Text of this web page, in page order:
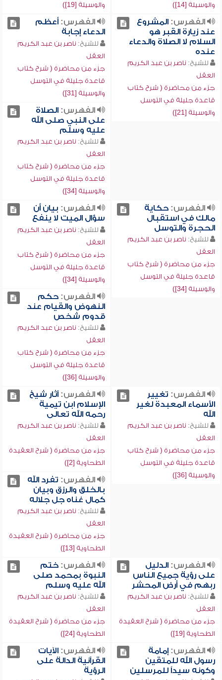
والوسيلة [14]) والوسيلة [19])
الفهرس:المشروع
عند زيارة القبر هو
السلام لا الصلاة والدعاء
عنده
للشيخ: ناصر بن عبد الكريم
العقل
جزء من محاضرة ( شرح كتاب
قاعدة جليلة في التوسل
والوسيلة [21])
الفهرس:أعظم
الدعاء إجابة
للشيخ: ناصر بن عبد الكريم
العقل
جزء من محاضرة ( شرح كتاب
قاعدة جليلة في التوسل
والوسيلة [31])
الفهرس:الصلاة
على النبي صلى الله
عليه وسلم
للشيخ: ناصر بن عبد الكريم
العقل
جزء من محاضرة ( شرح كتاب
قاعدة جليلة في التوسل
والوسيلة [34])
الفهرس:حكاية
مالك في استقبال
الحجرة والتوسل
للشيخ: ناصر بن عبد الكريم
العقل
جزء من محاضرة ( شرح كتاب
قاعدة جليلة في التوسل
والوسيلة [34])
الفهرس: بيان أن
سؤال الميت لا ينفع
للشيخ: ناصر بن عبد الكريم
العقل
جزء من محاضرة ( شرح كتاب
قاعدة جليلة في التوسل
والوسيلة [34])
الفهرس:حكم
النهوض والقيام عند
قدوم شخص
للشيخ: ناصر بن عبد الكريم
العقل
جزء من محاضرة ( شرح كتاب
قاعدة جليلة في التوسل
والوسيلة [36])
الفهرس: تغيير
الأسماء المعبدة لغير
الله
للشيخ: ناصر بن عبد الكريم
العقل
جزء من محاضرة ( شرح كتاب
قاعدة جليلة في التوسل
والوسيلة [36])
الفهرس:آثار شيخ
الإسلام ابن تيمية
رحمه الله تعالى
للشيخ: ناصر بن عبد الكريم
العقل
جزء من محاضرة ( شرح العقيدة
الطحاوية [2])
الفهرس: تفرد الله
بالخلق والرزق وبيان
كمال غناه جل جلاله
للشيخ: ناصر بن عبد الكريم
العقل
جزء من محاضرة ( شرح العقيدة
الطحاوية [13])
الفهرس:الدليل
على رؤية جميع الناس
ربهم في أرض المحشر
للشيخ: ناصر بن عبد الكريم
العقل
جزء من محاضرة ( شرح العقيدة
الطحاوية [19])
الفهرس:ختم
النبوة بمحمد صلى
الله عليه وسلم
للشيخ: ناصر بن عبد الكريم
العقل
جزء من محاضرة ( شرح العقيدة
الطحاوية [24])
الفهرس:إمامة
رسول الله للمتقين
وكونه سيداً للمرسلين
الفهرس:الآيات
القرآنية الدالة على
الرؤية